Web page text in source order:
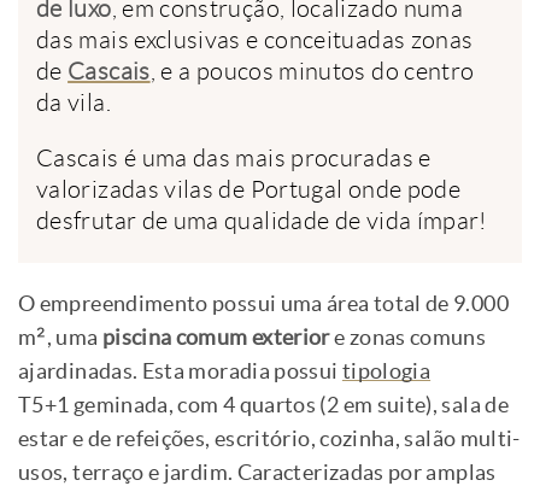
de luxo , em construção, localizado numa
das mais exclusivas e conceituadas zonas
de Cascais , e a poucos minutos do centro
da vila.
Cascais é uma das mais procuradas e
valorizadas vilas de Portugal onde pode
desfrutar de uma qualidade de vida ímpar!
O empreendimento possui uma área total de 9.000
m², uma piscina comum exteriore zonas comuns
ajardinadas. Esta moradia possui tipologia
T5+1 geminada, com 4 quartos (2 em suite), sala de
estar e de refeições, escritório, cozinha, salão multi-
usos, terraço e jardim. Caracterizadas por amplas